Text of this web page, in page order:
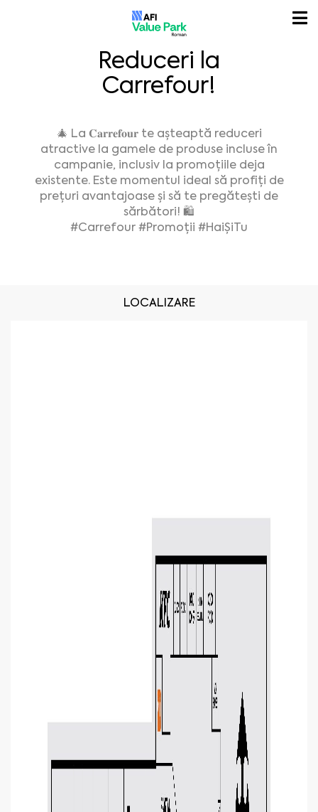
Reduceri la
Carrefour!
🎄 La 𝐂𝐚𝐫𝐫𝐞𝐟𝐨𝐮𝐫 te așteaptă reduceri
atractive la gamele de produse incluse în
campanie, inclusiv la promoțiile deja
existente. Este momentul ideal să profiți de
prețuri avantajoase și să te pregătești de
sărbători! 🛍️
#Carrefour#Promoții #HaiȘiTu
LOCALIZARE